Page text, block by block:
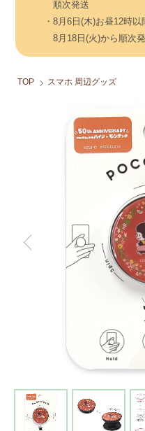
順次発送
・8月6日(木)お昼12時以
8月18日(火)から順次
TOP スマホ 周辺グッズ